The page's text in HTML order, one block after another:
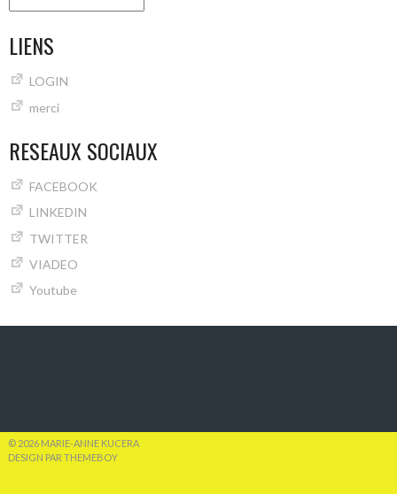
LIENS
LOGIN
merci
RESEAUX SOCIAUX
FACEBOOK
LINKEDIN
TWITTER
VIADEO
Youtube
© 2026 MARIE-ANNE KUCERA
DESIGN PAR THEMEBOY